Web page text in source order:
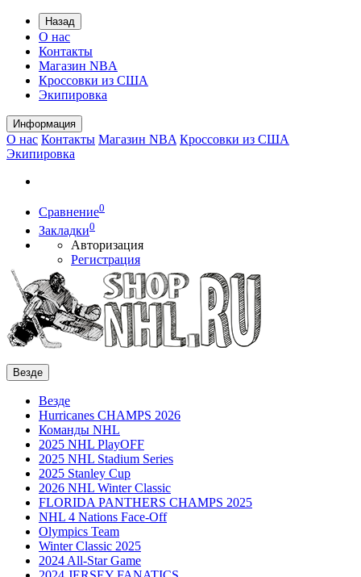
Назад
О нас
Контакты
Магазин NBA
Кроссовки из США
Экипировка
Информация
О нас Контакты Магазин NBA Кроссовки из США
Экипировка
Сравнение0
Закладки0
Авторизация
Регистрация
Везде
Везде
Hurricanes CHAMPS 2026
Команды NHL
2025 NHL PlayOFF
2025 NHL Stadium Series
2025 Stanley Cup
2026 NHL Winter Classic
FLORIDA PANTHERS CHAMPS 2025
NHL 4 Nations Face-Off
Olympics Team
Winter Classic 2025
2024 All-Star Game